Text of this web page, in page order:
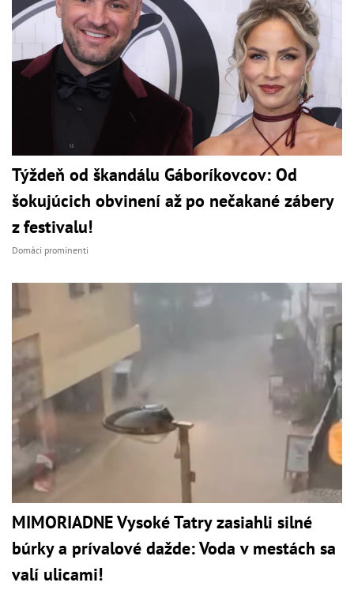
Týždeň od škandálu Gáboríkovcov: Od
šokujúcich obvinení až po nečakané zábery
z festivalu!
Domáci prominenti
MIMORIADNE Vysoké Tatry zasiahli silné
búrky a prívalové dažde: Voda v mestách sa
valí ulicami!